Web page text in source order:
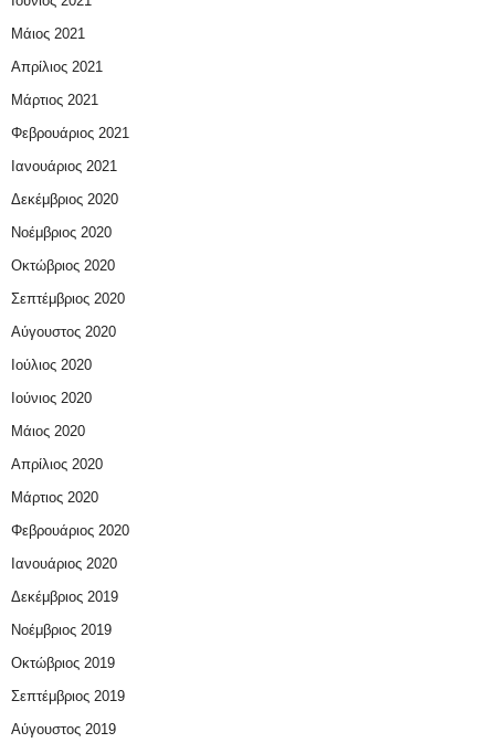
Μάιος 2021
Απρίλιος 2021
Μάρτιος 2021
Φεβρουάριος 2021
Ιανουάριος 2021
Δεκέμβριος 2020
Νοέμβριος 2020
Οκτώβριος 2020
Σεπτέμβριος 2020
Αύγουστος 2020
Ιούλιος 2020
Ιούνιος 2020
Μάιος 2020
Απρίλιος 2020
Μάρτιος 2020
Φεβρουάριος 2020
Ιανουάριος 2020
Δεκέμβριος 2019
Νοέμβριος 2019
Οκτώβριος 2019
Σεπτέμβριος 2019
Αύγουστος 2019